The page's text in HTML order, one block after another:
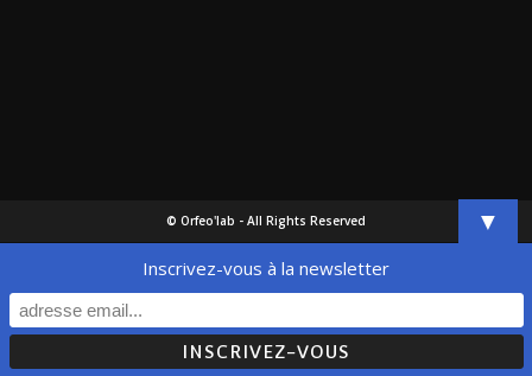
© Orfeo'lab - All Rights Reserved ▼
Inscrivez-vous à la newsletter